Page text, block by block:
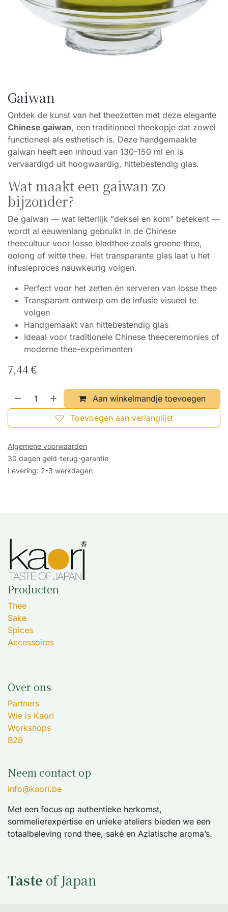
Gaiwan
Ontdek de kunst van het theezetten met deze elegante
Chinese gaiwan, een traditioneel theekopje dat zowel
functioneel als esthetisch is. Deze handgemaakte
gaiwan heeft een inhoud van 130-150 ml en is
vervaardigd uit hoogwaardig, hittebestendig glas.
Wat maakt een gaiwan zo
bijzonder?
De gaiwan — wat letterlijk "deksel en kom" betekent —
wordt al eeuwenlang gebruikt in de Chinese
theecultuur voor losse bladthee zoals groene thee,
oolong of witte thee. Het transparante glas laat u het
infusieproces nauwkeurig volgen.
Perfect voor het zetten én serveren van losse thee
Transparant ontwerp om de infusie visueel te
volgen
Handgemaakt van hittebestendig glas
Ideaal voor traditionele Chinese theeceremonies of
moderne thee-experimenten
7,44€
Aan winkelmandje toevoegen
Toevoegen aan verlanglijst
Algemene voorwaarden
30 dagen geld-terug-garantie
Levering: 2-3 werkdagen
Producten
Thee
Sake
Spices
Accessoires
Over ons
Partners
Wie is Kaori
Workshops
B2B
Neem contact op
info@kaori.be
Met een focus op authentieke herkomst,
sommelierexpertise en unieke ateliers bieden we een
totaalbeleving rond thee, saké en Aziatische aroma’s.
Taste of Japan